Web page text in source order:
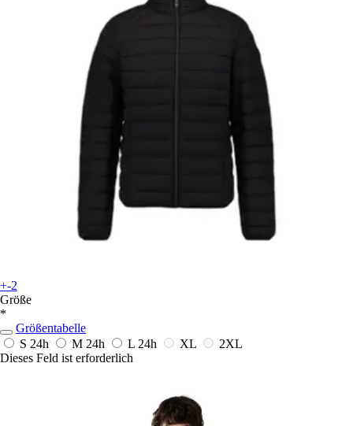
+-2
Größe
*
Größentabelle
S 24h M 24h L 24h XL
2XL
Dieses Feld ist erforderlich